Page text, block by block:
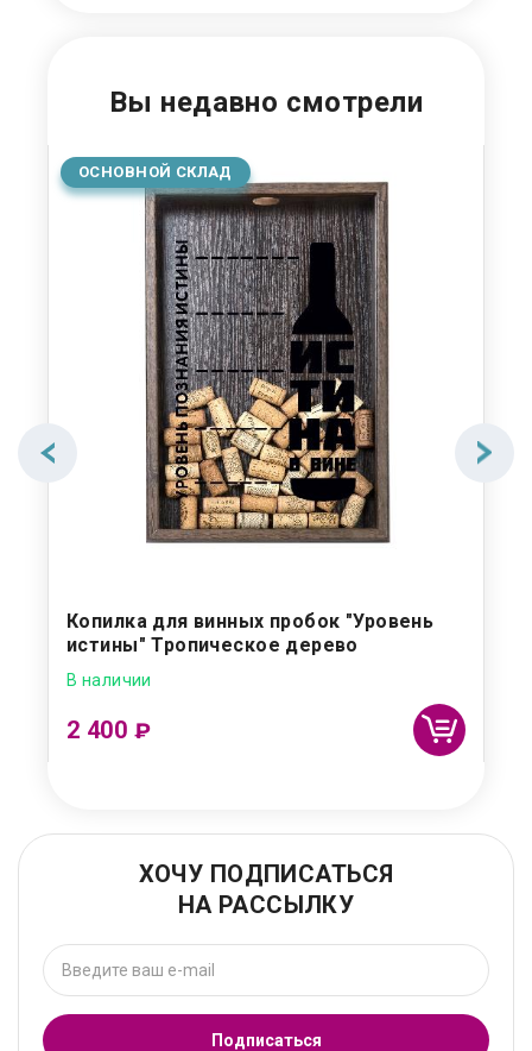
Вы недавно смотрели
ОСНОВНОЙ СКЛАД
Копилка для винных пробок "Уровень
истины" Тропическое дерево
В наличии
2 400 ₽
ХОЧУ ПОДПИСАТЬСЯ
НА РАССЫЛКУ
Подписаться